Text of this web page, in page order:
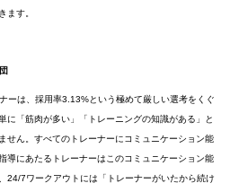
ます。
ーは、採用率3.13%という極めて厳しい選考をくぐ
に「筋肉が多い」「トレーニングの知識がある」と
せん。すべてのトレーナーにコミュニケーション能
導にあたるトレーナーはこのコミュニケーション能
24/7ワークアウトには「トレーナーがいたから続け